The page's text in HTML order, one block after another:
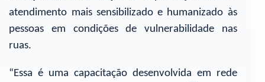
atendimento mais sensibilizado e humanizado às
pessoas em condições de vulnerabilidade nas
ruas.
“Essa é uma capacitação desenvolvida em rede